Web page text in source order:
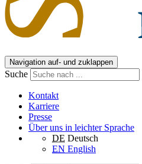
Navigation auf- und zuklappen
Suche
Kontakt
Karriere
Presse
Über uns in leichter Sprache
DE Deutsch
EN English